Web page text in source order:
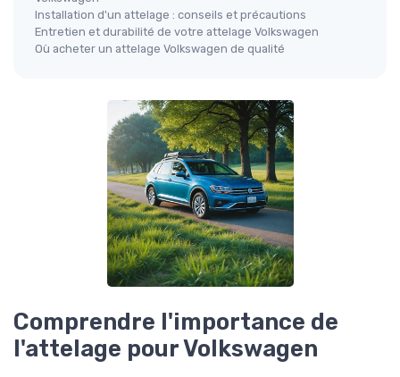
Installation d'un attelage : conseils et précautions
Entretien et durabilité de votre attelage Volkswagen
Où acheter un attelage Volkswagen de qualité
Comprendre l'importance de
l'attelage pour Volkswagen